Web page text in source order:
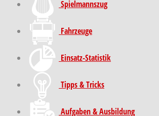
Spielmannszug
Fahrzeuge
Einsatz-Statistik
Tipps & Tricks
Aufgaben & Ausbildung